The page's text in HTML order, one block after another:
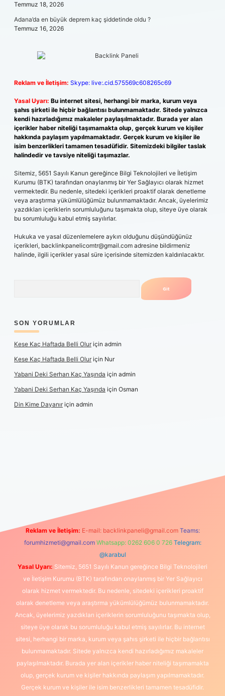
Temmuz 18, 2026
Adana’da en büyük deprem kaç şiddetinde oldu ?
Temmuz 16, 2026
Reklam ve İletişim: Skype: live:.cid.575569c608265c69
Yasal Uyarı: Bu internet sitesi, herhangi bir marka, kurum veya
şahıs şirketi ile hiçbir bağlantısı bulunmamaktadır. Sitede yalnızca
kendi hazırladığımız makaleler paylaşılmaktadır. Burada yer alan
içerikler haber niteliği taşımamakta olup, gerçek kurum ve kişiler
hakkında paylaşım yapılmamaktadır. Gerçek kurum ve kişiler ile
isim benzerlikleri tamamen tesadüfidir. Sitemizdeki bilgiler taslak
halindedir ve tavsiye niteliği taşımazlar.
Sitemiz, 5651 Sayılı Kanun gereğince Bilgi Teknolojileri ve İletişim
Kurumu (BTK) tarafından onaylanmış bir Yer Sağlayıcı olarak hizmet
vermektedir. Bu nedenle, sitedeki içerikleri proaktif olarak denetleme
veya araştırma yükümlülüğümüz bulunmamaktadır. Ancak, üyelerimiz
yazdıkları içeriklerin sorumluluğunu taşımakta olup, siteye üye olarak
bu sorumluluğu kabul etmiş sayılırlar.
Hukuka ve yasal düzenlemelere aykırı olduğunu düşündüğünüz
içerikleri, backlinkpanelicomtr@gmail.com adresine bildirmeniz
halinde, ilgili içerikler yasal süre içerisinde sitemizden kaldırılacaktır.
SON YORUMLAR
Kese Kaç Haftada Belli Oluriçin admin
Kese Kaç Haftada Belli Oluriçin Nur
Yabani Deki Serhan Kaç Yaşında için admin
Yabani Deki Serhan Kaç Yaşında için Osman
Din Kime Dayanıriçin admin
Reklam ve İletişim: E-mail: backlinkpaneli@gmail.com Teams:
forumhizmeti@gmail.com Whatsapp: 0262 606 0 726 Telegram:
@karabul
Yasal Uyarı: Sitemiz, 5651 Sayılı Kanun gereğince Bilgi Teknolojileri
ve İletişim Kurumu (BTK) tarafından onaylanmış bir Yer Sağlayıcı
olarak hizmet vermektedir. Bu nedenle, sitedeki içerikleri proaktif
olarak denetleme veya araştırma yükümlülüğümüz bulunmamaktadır.
Ancak, üyelerimiz yazdıkları içeriklerin sorumluluğunu taşımakta olup,
siteye üye olarak bu sorumluluğu kabul etmiş sayılırlar. Bu internet
sitesi, herhangi bir marka, kurum veya şahıs şirketi ile hiçbir bağlantısı
bulunmamaktadır. Sitede yalnızca kendi hazırladığımız makaleler
paylaşılmaktadır. Burada yer alan içerikler haber niteliği taşımamakta
olup, gerçek kurum ve kişiler hakkında paylaşım yapılmamaktadır.
Gerçek kurum ve kişiler ile isim benzerlikleri tamamen tesadüfidir.